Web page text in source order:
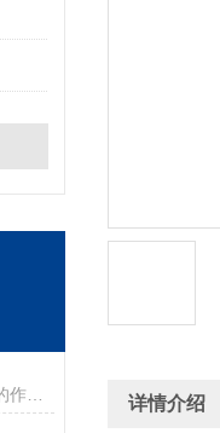
守护金属的脉搏，防腐蚀振荡器的作用解析 详情介绍